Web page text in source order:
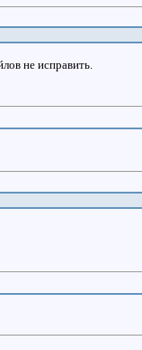
не исправить.